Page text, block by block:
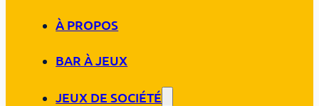
À PROPOS
BAR À JEUX
JEUX DE SOCIÉTÉ